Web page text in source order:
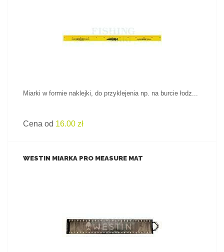
Miarki w formie naklejki, do przyklejenia np. na burcie łodz...
Cena od 16.00 zł
WESTIN MIARKA PRO MEASURE MAT